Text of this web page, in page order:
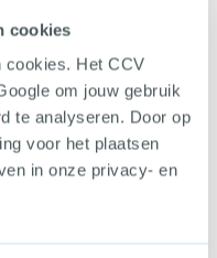
cookies
cookies. Het CCV
om jouw gebruik
te analyseren. Door op
voor het plaatsen
in onze privacy- en